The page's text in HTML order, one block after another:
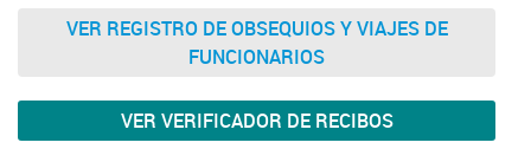
VER REGISTRO DE OBSEQUIOS Y VIAJES DE
FUNCIONARIOS
VER VERIFICADOR DE RECIBOS